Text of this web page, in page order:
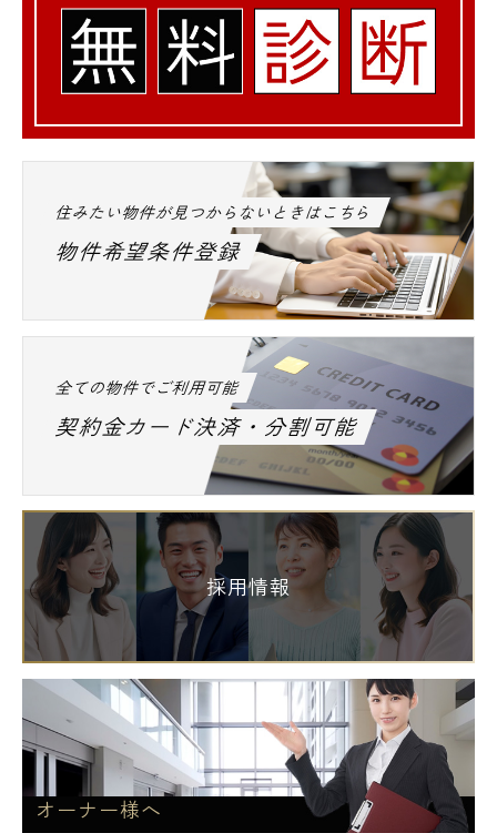
住みたい物件が見つからないときはこちら
物件希望条件登録
全ての物件でご利用可能
契約金カード決済・分割可能
採用情報
オーナー様へ